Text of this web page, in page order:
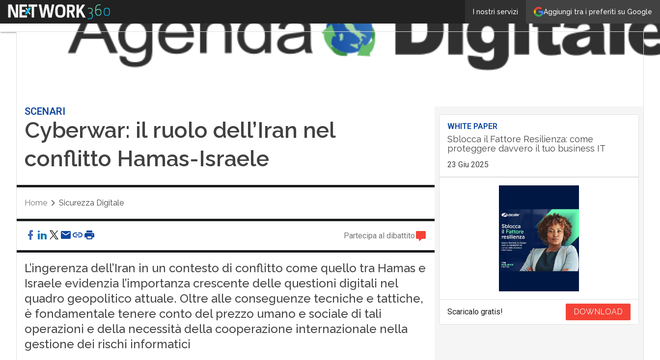
Aggiungi tra i preferiti su Google
I nostri servizi
Menu
SCENARI
Cyberwar: il ruolo dell’Iran nel
conflitto Hamas-Israele
Home Sicurezza Digitale
Partecipa al dibattito
L’ingerenza dell’Iran in un contesto di conflitto come quello tra Hamas e
Israele evidenzia l’importanza crescente delle questioni digitali nel
quadro geopolitico attuale. Oltre alle conseguenze tecniche e tattiche,
è fondamentale tenere conto del prezzo umano e sociale di tali
operazioni e della necessità della cooperazione internazionale nella
gestione dei rischi informatici
WHITE PAPER
Sblocca il Fattore Resilienza: come
proteggere davvero il tuo business IT
23 Giu 2025
Scaricalo gratis! DOWNLOAD